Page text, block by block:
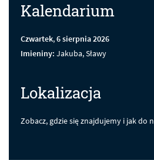
Kalendarium
Czwartek,6sierpnia2026
Imieniny: Jakuba, Sławy
Lokalizacja
Zobacz, gdzie się znajdujemy i jak do